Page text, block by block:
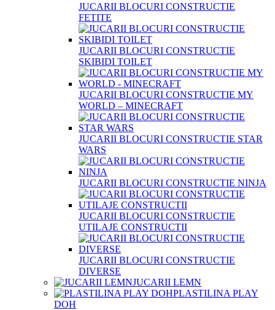
JUCARII BLOCURI CONSTRUCTIE
FETITE
JUCARII BLOCURI CONSTRUCTIE
SKIBIDI TOILET
JUCARII BLOCURI CONSTRUCTIE MY
WORLD – MINECRAFT
JUCARII BLOCURI CONSTRUCTIE STAR
WARS
JUCARII BLOCURI CONSTRUCTIE NINJA
JUCARII BLOCURI CONSTRUCTIE
UTILAJE CONSTRUCTII
JUCARII BLOCURI CONSTRUCTIE
DIVERSE
JUCARII LEMN
PLASTILINA PLAY
DOH